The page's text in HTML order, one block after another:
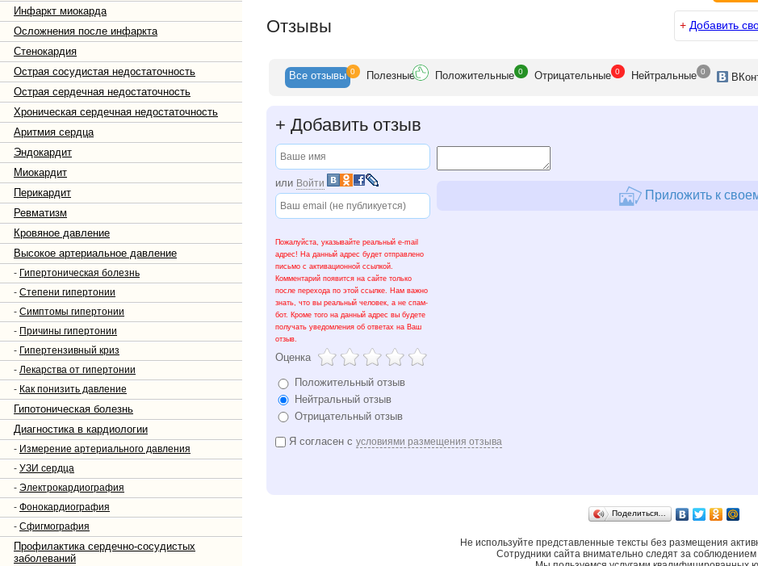
Инфаркт миокарда
Осложнения после инфаркта
Стенокардия
Острая сосудистая недостаточность
Острая сердечная недостаточность
Хроническая сердечная недостаточность
Аритмия сердца
Эндокардит
Миокардит
Перикардит
Ревматизм
Кровяное давление
Высокое артериальное давление
- Гипертоническая болезнь
- Степени гипертонии
- Симптомы гипертонии
- Причины гипертонии
- Гипертензивный криз
- Лекарства от гипертонии
- Как понизить давление
Гипотоническая болезнь
Диагностика в кардиологии
- Измерение артериального давления
- УЗИ сердца
- Электрокардиография
- Фонокардиография
- Сфигмография
Профилактика сердечно-сосудистых
заболеваний
Отзывы + Добавить
Все отзывы 0 Полезные Положительные 0 Отрицательные 0 Нейтральные 0 ВК
+ Добавить отзыв
или Войти
Пожалуйста, указывайте реальный e-mail
адрес! На данный адрес будет отправлено
письмо с активационной ссылкой.
Комментарий появится на сайте только
после перехода по этой ссылке. Нам важно
знать, что вы реальный человек, а не спам-
бот. Кроме того на данный адрес вы будете
получать уведомления об ответах на Ваш
отзыв.
Оценка
Положительный отзыв
Нейтральный отзыв
Отрицательный отзыв
Приложить к
Я согласен с условиями размещения отзыва
Поделиться…
Не используйте представленные тексты без размещения
Сотрудники сайта внимательно следят за соблюдением